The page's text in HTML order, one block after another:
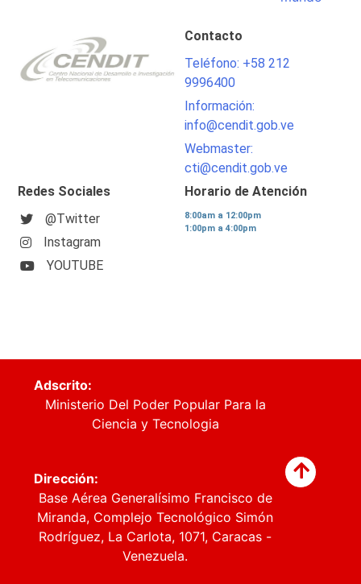
Contacto
Teléfono: +58 212
9996400
Información:
info@cendit.gob.ve
Webmaster:
cti@cendit.gob.ve
Redes Sociales
@Twitter
Instagram
YOUTUBE
Horario de Atención
8:00am a 12:00pm
1:00pm a 4:00pm
Adscrito:
Ministerio Del Poder Popular Para la
Ciencia y Tecnologia
Dirección:
Base Aérea Generalísimo Francisco de
Miranda, Complejo Tecnológico Simón
Rodríguez, La Carlota, 1071, Caracas -
Venezuela.